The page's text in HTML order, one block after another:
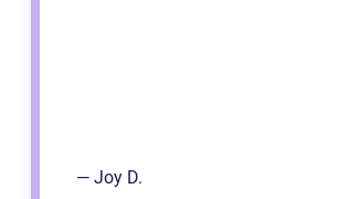
— Joy D.